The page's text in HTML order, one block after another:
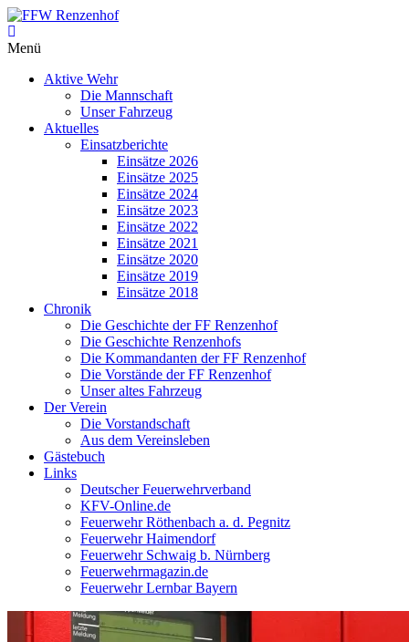
Zum
Inhalt
springen
FFW
Renzenhof
Löschen
Menü
Aktive Wehr
Die Mannschaft
Unser Fahrzeug
Aktuelles
Einsatzberichte
Einsätze 2026
Einsätze 2025
Einsätze 2024
Einsätze 2023
Einsätze 2022
Einsätze 2021
Einsätze 2020
Einsätze 2019
Einsätze 2018
Chronik
Die Geschichte der FF Renzenhof
Die Geschichte Renzenhofs
Die Kommandanten der FF Renzenhof
Die Vorstände der FF Renzenhof
Unser altes Fahrzeug
Der Verein
Die Vorstandschaft
Aus dem Vereinsleben
Gästebuch
Links
Deutscher Feuerwehrverband
KFV-Online.de
Feuerwehr Röthenbach a. d. Pegnitz
Feuerwehr Haimendorf
Feuerwehr Schwaig b. Nürnberg
Feuerwehrmagazin.de
Feuerwehr Lernbar Bayern